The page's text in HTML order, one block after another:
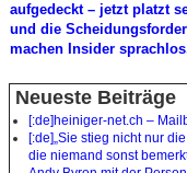
aufgedeckt – jetzt platzt
und die
machen Insider
Neueste Beiträge
[:de]heiniger-net.ch –
[:de]„Sie stieg nicht nur
die niemand sonst